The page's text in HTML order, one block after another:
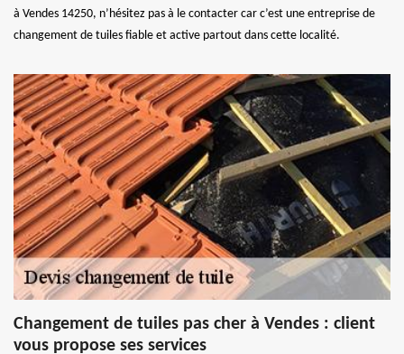
à Vendes 14250, n’hésitez pas à le contacter car c’est une entreprise de
changement de tuiles fiable et active partout dans cette localité.
Changement de tuiles pas cher à Vendes : client
vous propose ses services